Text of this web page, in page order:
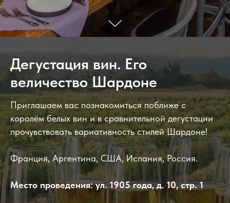
Дегустация вин. Его
величество Шардоне
Приглашаем вас познакомиться поближе с
королём белых вин и в сравнительной дегустации
прочувствовать вариативность стилей Шардоне!
Франция, Аргентина, США, Испания, Россия.
Место проведения: ул. 1905 года, д. 10, стр. 1